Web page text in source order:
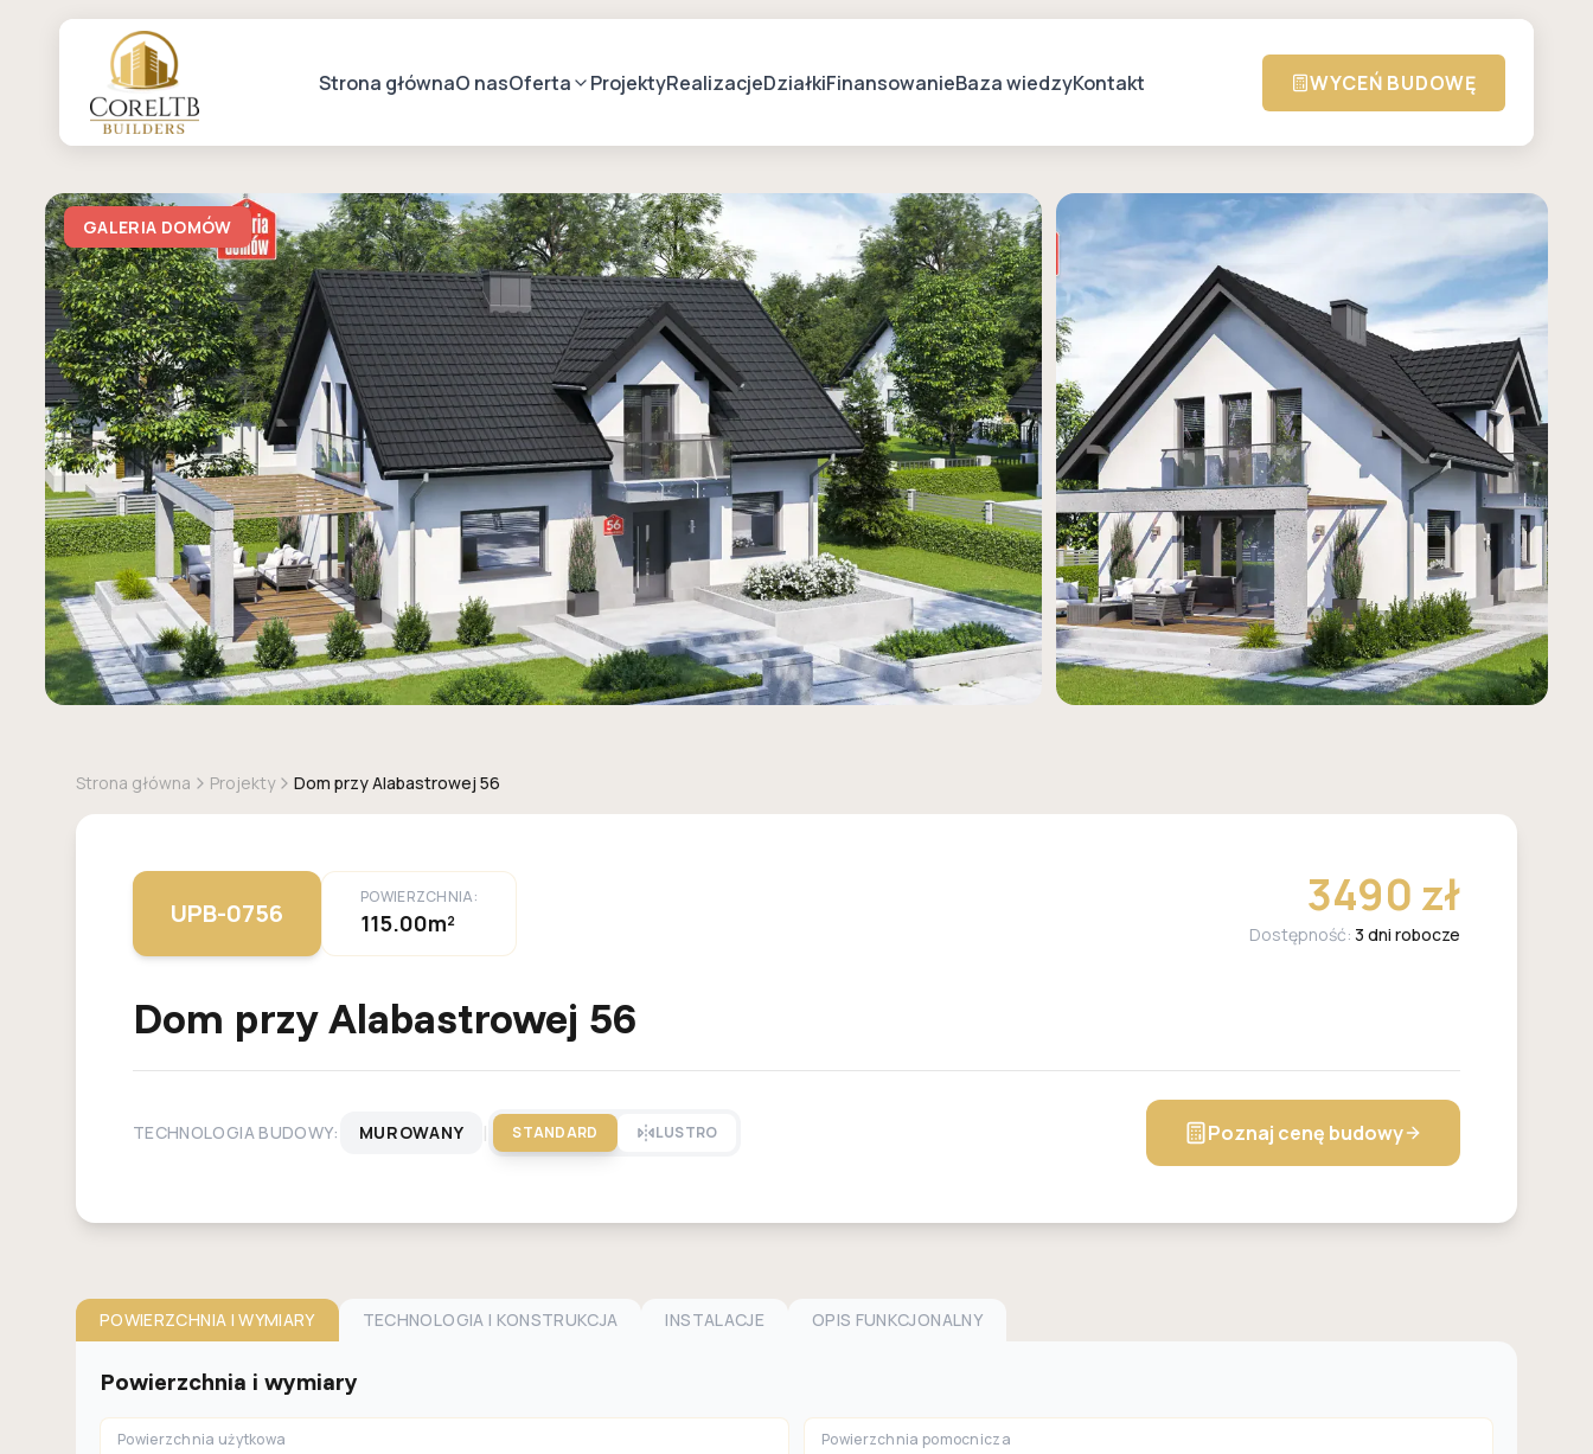
Strona głównaO nasOferta ProjektyRealizacjeDziałkiFinansowanieBaza wiedzyKontakt WYCEŃ BUDOWĘ
GALERIA DOMÓW
Strona główna Projekty Dom przy Alabastrowej 56
UPB-0756
POWIERZCHNIA:
115.00m² 3490 zł
Dostępność: 3 dni robocze
Dom przy Alabastrowej 56
TECHNOLOGIA BUDOWY: MUROWANY | STANDARD LUSTRO Poznaj cenę budowy
POWIERZCHNIA I WYMIARY TECHNOLOGIA I KONSTRUKCJA INSTALACJE OPIS FUNKCJONALNY
Powierzchnia i wymiary
Powierzchnia użytkowa Powierzchnia pomocnicza